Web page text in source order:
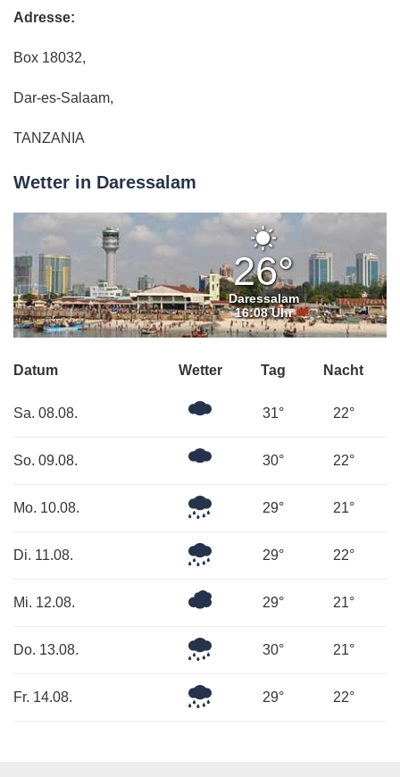
Adresse:
Box 18032,
Dar-es-Salaam,
TANZANIA
Wetter in Daressalam
Klarer
Himmel
26°
Daressalam
16:08 Uhr
Datum Wetter Tag Nacht
Sa. 08.08. 31° 22°
So. 09.08. 30° 22°
Mo. 10.08. 29° 21°
Di. 11.08. 29° 22°
Mi. 12.08. 29° 21°
Do. 13.08. 30° 21°
Fr. 14.08. 29° 22°